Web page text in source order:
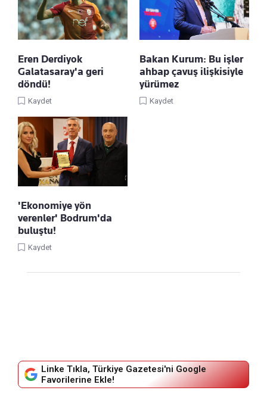
Eren Derdiyok
Galatasaray'a geri
döndü!
Kaydet
Bakan Kurum: Bu işler
ahbap çavuş ilişkisiyle
yürümez
Kaydet
'Ekonomiye yön
verenler' Bodrum'da
buluştu!
Kaydet
Linke Tıkla, Türkiye Gazetesi'ni Google
Favorilerine Ekle!